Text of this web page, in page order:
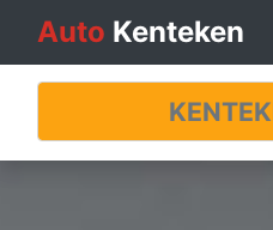
Auto Kenteken